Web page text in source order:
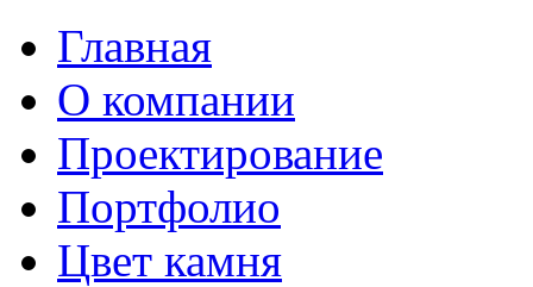
Главная
О компании
Проектирование
Портфолио
Цвет камня